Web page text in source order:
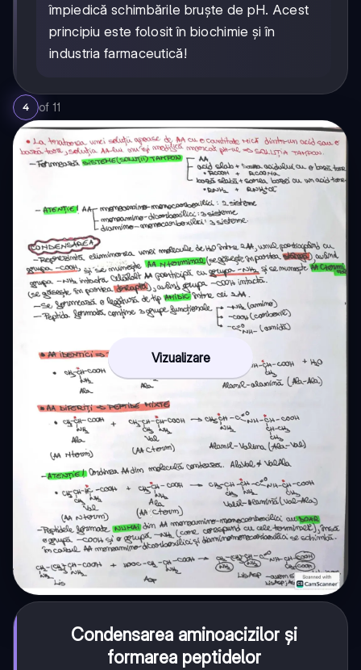
împiedică schimbările bruște de pH. Acest
principiu este folosit în biochimie și în
industria farmaceutică!
4 of 11
Vizualizare
Condensarea aminoacizilor și
formarea peptidelor